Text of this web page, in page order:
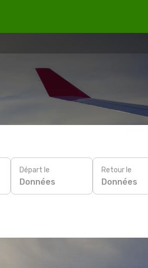
Départ le
Données
Retour le
Données